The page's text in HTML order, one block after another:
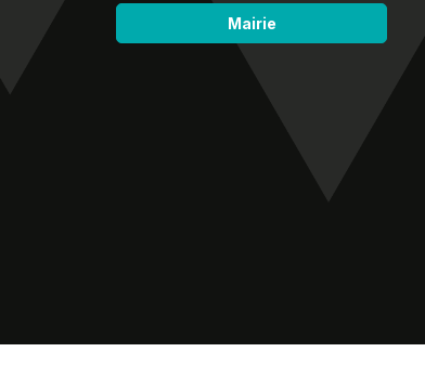
Mairie